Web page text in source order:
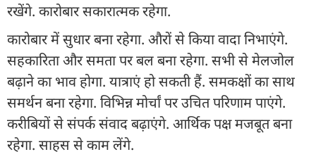
रखेंगे. कारोबार सकारात्मक रहेगा.
कारोबार में सुधार बना रहेगा. औरों से किया वादा निभाएंगे.
सहकारिता और समता पर बल बना रहेगा. सभी से मेलजोल
बढ़ाने का भाव होगा. यात्राएं हो सकती हैं. समकक्षों का साथ
समर्थन बना रहेगा. विभिन्न मोर्चां पर उचित परिणाम पाएंगे.
करीबियों से संपर्क संवाद बढ़ाएंगे. आर्थिक पक्ष मजबूत बना
रहेगा. साहस से काम लेंगे.